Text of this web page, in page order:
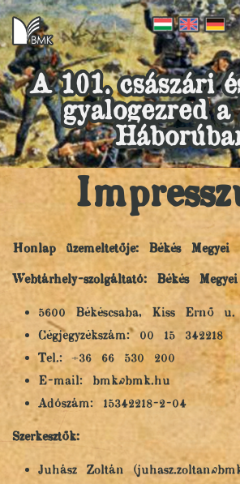
A 101. császári
gyalogezred a
Honlap üzemeltetője: Békés Megyei
Webtárhely-szolgáltató: Békés
5600 Békéscsaba, Kiss Ernő
Cégjegyzékszám: 00 15 342218
Tel.: +36 66 530 200
E-mail: bmk@bmk.hu
Adószám: 15342218-2-04
Szerkesztők:
Juhász Zoltán